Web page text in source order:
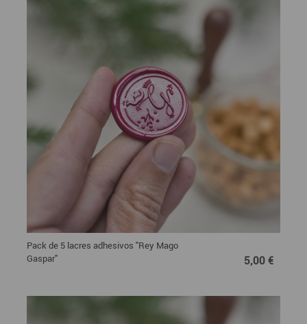
Pack de 5 lacres adhesivos "Rey Mago
Gaspar"
5,00 €